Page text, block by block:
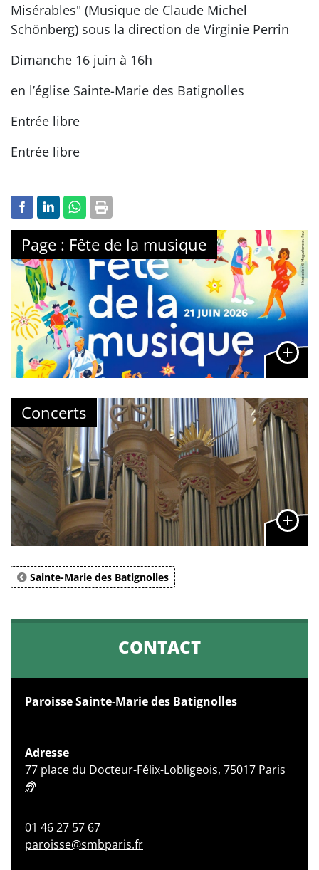
Misérables" (Musique de Claude Michel
Schönberg) sous la direction de Virginie Perrin
Dimanche 16 juin à 16h
en l’église Sainte-Marie des Batignolles
Entrée libre
Entrée libre
Page : Fête de la musique
Concerts
Sainte-Marie des Batignolles
CONTACT
Paroisse Sainte-Marie des Batignolles
Adresse
77 place du Docteur-Félix-Lobligeois, 75017 Paris
01 46 27 57 67
paroisse@smbparis.fr